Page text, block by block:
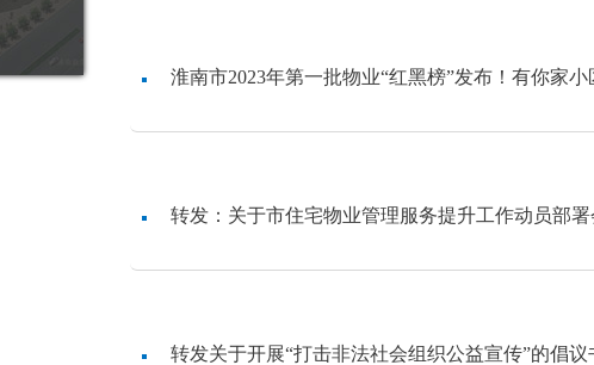
淮南市2023年第一批物业“红黑榜”发布！有你家小
转发：关于市住宅物业管理服务提升工作动员部
转发关于开展“打击非法社会组织公益宣传”的倡议